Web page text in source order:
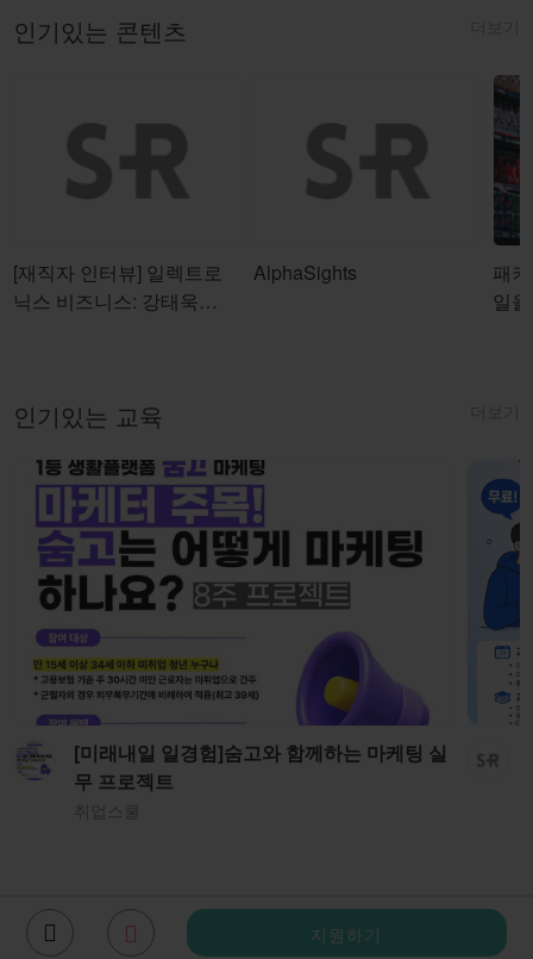
인기있는 콘텐츠
[재직자 인터뷰] 일렉트로
닉스 비즈니스: 강태욱님
AlphaSights
패
일
인기있는 교육
[미래내일 일경험]숨고와 함께하는 마케팅 실
무 프로젝트
취업스쿨
지원하기